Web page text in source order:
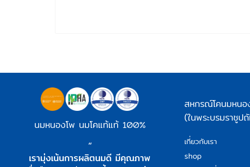
นมหนองโพ นมโคแท้แท้ 100%
“
เรามุ่งเน้นการผลิตนมดี มีคุณภาพ
สหกรณ์โคนมหนอ
(ในพระบรมราชูป
เกี่ยวกับเรา
shop